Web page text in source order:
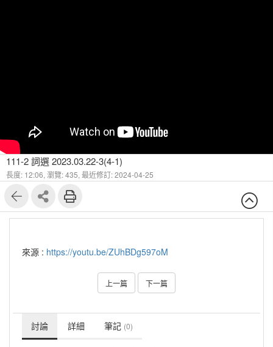
111-2 詞選 2023.03.22-3(4-1)
長度: 12:06, 瀏覽: 435, 最近修訂: 2024-04-25
來源 : https://youtu.be/ZUhBDg597oM
上一篇 下一篇
討論 詳細 筆記 (0)